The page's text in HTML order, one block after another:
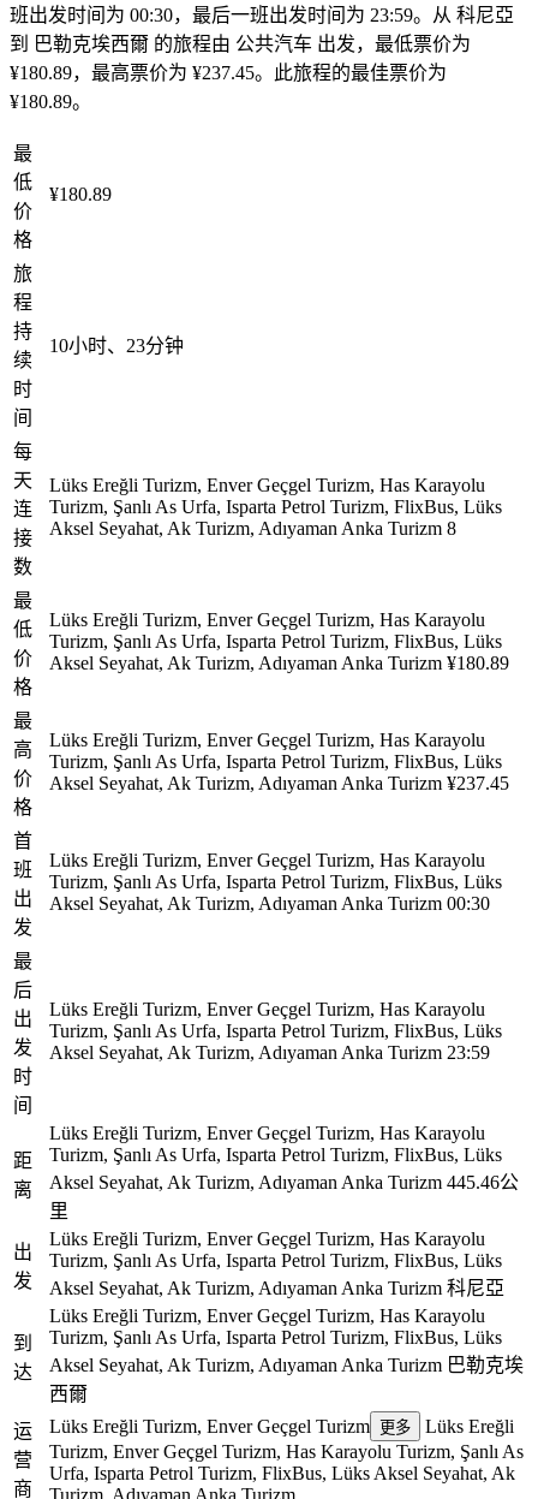
班出发时间为 00:30，最后一班出发时间为 23:59。从 科尼亞
到 巴勒克埃西爾 的旅程由 公共汽车 出发，最低票价为
¥180.89，最高票价为 ¥237.45。此旅程的最佳票价为
¥180.89。
最
低
价
格
¥180.89
旅
程
持
续
时
间
10小时、23分钟
每
天
连
接
数
Lüks Ereğli Turizm, Enver Geçgel Turizm, Has Karayolu
Turizm, Şanlı As Urfa, Isparta Petrol Turizm, FlixBus, Lüks
Aksel Seyahat, Ak Turizm, Adıyaman Anka Turizm 8
最
低
价
格
Lüks Ereğli Turizm, Enver Geçgel Turizm, Has Karayolu
Turizm, Şanlı As Urfa, Isparta Petrol Turizm, FlixBus, Lüks
Aksel Seyahat, Ak Turizm, Adıyaman Anka Turizm ¥180.89
最
高
价
格
Lüks Ereğli Turizm, Enver Geçgel Turizm, Has Karayolu
Turizm, Şanlı As Urfa, Isparta Petrol Turizm, FlixBus, Lüks
Aksel Seyahat, Ak Turizm, Adıyaman Anka Turizm ¥237.45
首
班
出
发
Lüks Ereğli Turizm, Enver Geçgel Turizm, Has Karayolu
Turizm, Şanlı As Urfa, Isparta Petrol Turizm, FlixBus, Lüks
Aksel Seyahat, Ak Turizm, Adıyaman Anka Turizm 00:30
最
后
出
发
时
间
Lüks Ereğli Turizm, Enver Geçgel Turizm, Has Karayolu
Turizm, Şanlı As Urfa, Isparta Petrol Turizm, FlixBus, Lüks
Aksel Seyahat, Ak Turizm, Adıyaman Anka Turizm 23:59
距
离
Lüks Ereğli Turizm, Enver Geçgel Turizm, Has Karayolu
Turizm, Şanlı As Urfa, Isparta Petrol Turizm, FlixBus, Lüks
Aksel Seyahat, Ak Turizm, Adıyaman Anka Turizm 445.46公
里
出
发
Lüks Ereğli Turizm, Enver Geçgel Turizm, Has Karayolu
Turizm, Şanlı As Urfa, Isparta Petrol Turizm, FlixBus, Lüks
Aksel Seyahat, Ak Turizm, Adıyaman Anka Turizm 科尼亞
到
达
Lüks Ereğli Turizm, Enver Geçgel Turizm, Has Karayolu
Turizm, Şanlı As Urfa, Isparta Petrol Turizm, FlixBus, Lüks
Aksel Seyahat, Ak Turizm, Adıyaman Anka Turizm 巴勒克埃
西爾
运
营
商
Lüks Ereğli Turizm, Enver Geçgel Turizm 更多
Lüks Ereğli
Turizm, Enver Geçgel Turizm, Has Karayolu Turizm, Şanlı As
Urfa, Isparta Petrol Turizm, FlixBus, Lüks Aksel Seyahat, Ak
Turizm, Adıyaman Anka Turizm